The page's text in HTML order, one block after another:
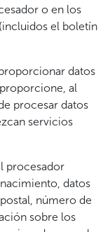
o en los
el boletín
datos
al
procesar datos
servicios
procesador
datos
número de
sobre los